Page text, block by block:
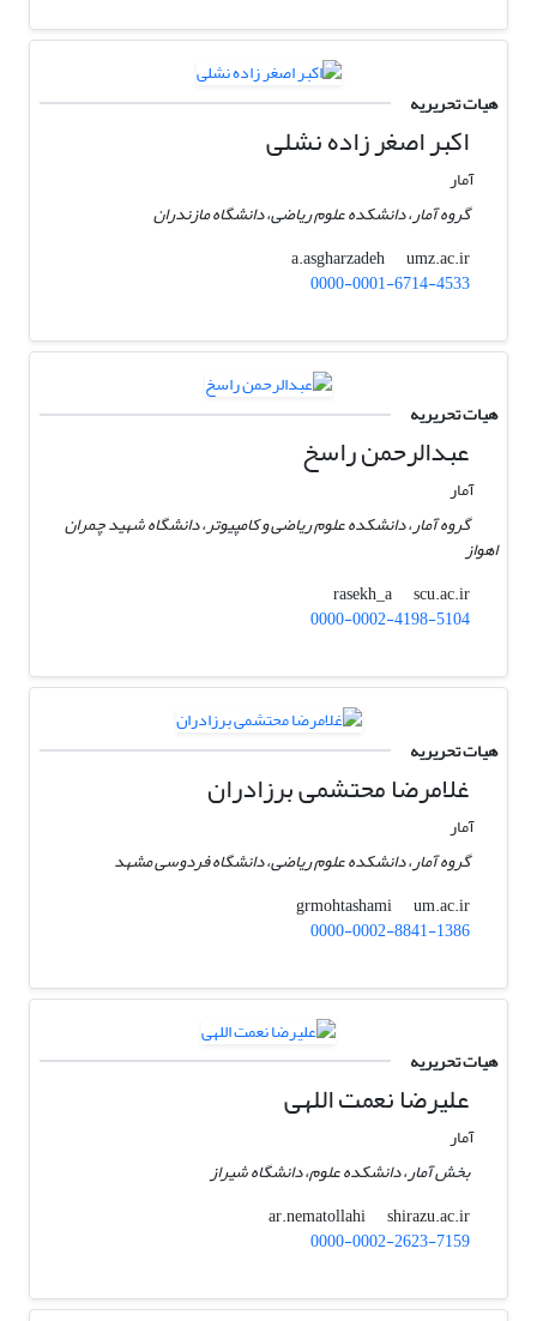
هیات تحریریه
اکبر اصغر زاده نشلی
آمار
گروه آمار، دانشکده علوم ریاضی، دانشگاه مازندران
a.asgharzadeh
umz.ac.ir
0000-0001-6714-4533
هیات تحریریه
عبدالرحمن راسخ
آمار
گروه آمار، دانشکده علوم ریاضی و کامپیوتر، دانشگاه شهید چمران
اهواز
rasekh_a
scu.ac.ir
0000-0002-4198-5104
هیات تحریریه
غلامرضا محتشمی برزادران
آمار
گروه آمار، دانشکده علوم ریاضی، دانشگاه فردوسی مشهد
grmohtashami
um.ac.ir
0000-0002-8841-1386
هیات تحریریه
علیرضا نعمت اللهی
آمار
بخش آمار، دانشکده علوم، دانشگاه شیراز
ar.nematollahi
shirazu.ac.ir
0000-0002-2623-7159